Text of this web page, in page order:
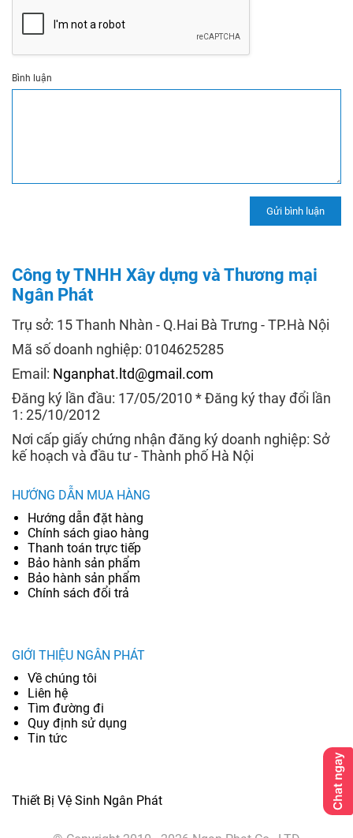
Bình luận
Công ty TNHH Xây dựng và Thương mại
Ngân Phát
Trụ sở: 15 Thanh Nhàn - Q.Hai Bà Trưng - TP.Hà Nội
Mã số doanh nghiệp: 0104625285
Email: Nganphat.ltd@gmail.com
Đăng ký lần đầu: 17/05/2010 * Đăng ký thay đổi lần
1: 25/10/2012
Nơi cấp giấy chứng nhận đăng ký doanh nghiệp: Sở
kế hoạch và đầu tư - Thành phố Hà Nội
HƯỚNG DẪN MUA HÀNG
Hướng dẫn đặt hàng
Chính sách giao hàng
Thanh toán trực tiếp
Bảo hành sản phẩm
Bảo hành sản phẩm
Chính sách đổi trả
GIỚI THIỆU NGÂN PHÁT
Về chúng tôi
Liên hệ
Tìm đường đi
Quy định sử dụng
Tin tức
Thiết Bị Vệ Sinh Ngân Phát